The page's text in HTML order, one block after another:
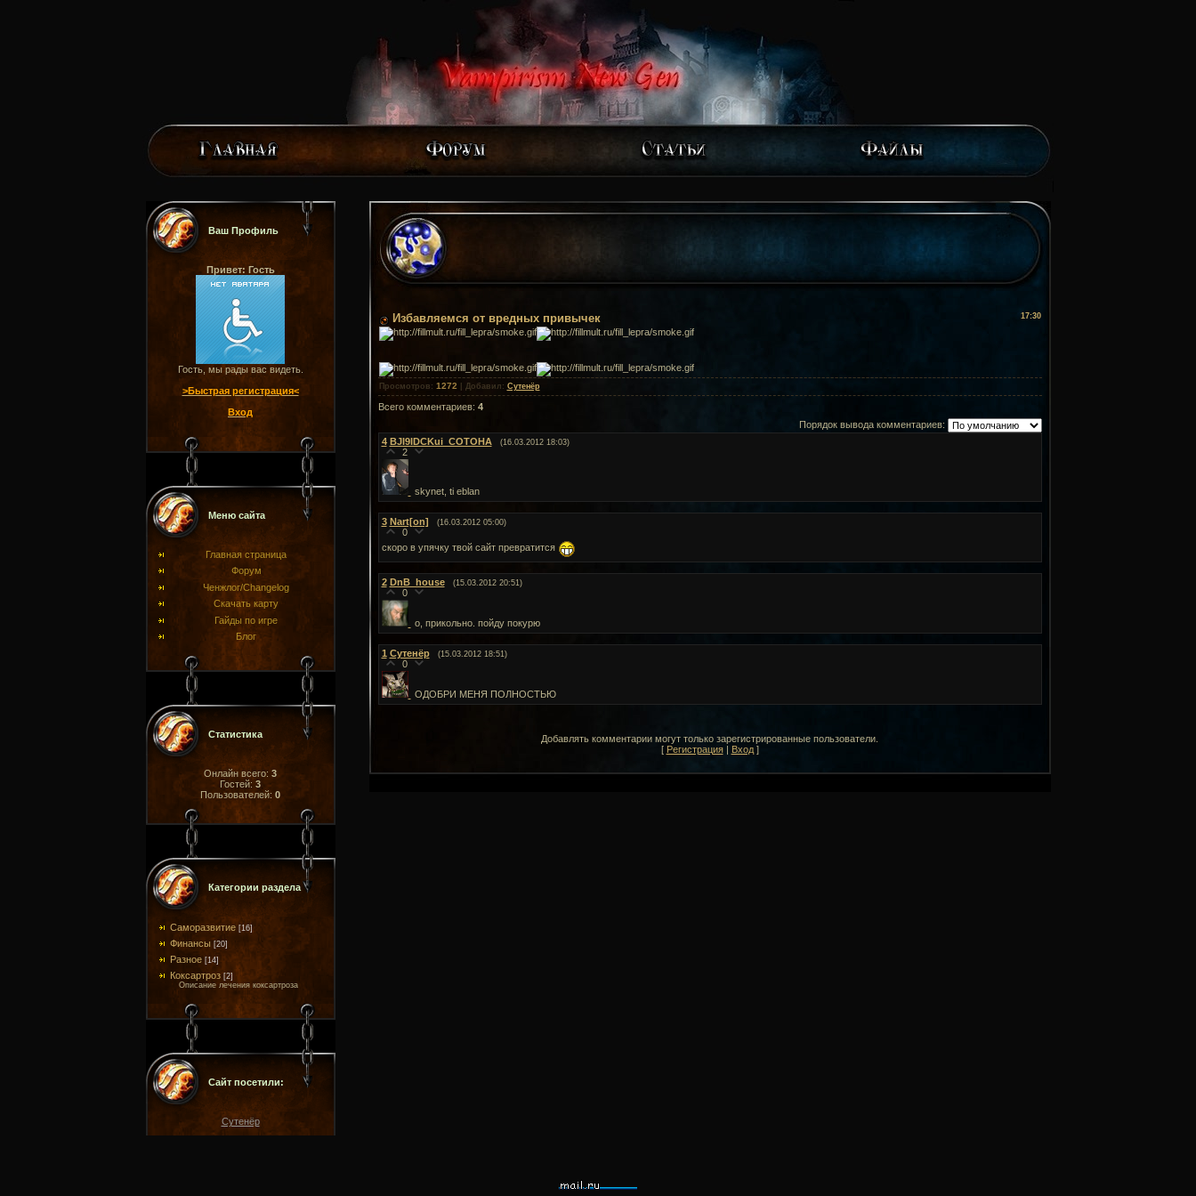
Ваш Профиль
Привет: Гость
Гость, мы рады вас видеть.
>Быстрая регистрация<
Вход
Меню сайта
Главная страница
Форум
Ченжлог/Changelog
Скачать карту
Гайды по игре
Блог
Статистика
Онлайн всего: 3
Гостей: 3
Пользователей: 0
Категории раздела
Саморазвитие [16]
Финансы [20]
Разное [14]
Коксартроз [2]
Описание лечения коксартроза
Сайт посетили:
Сутенёр
17:30
Избавляемся от вредных привычек
Просмотров : 1272 Добавил : Сутенёр
Всего комментариев: 4
Порядок вывода комментариев:
4 BJI9IDCKui_COTOHA (16.03.2012 18:03)
2
skynet, ti eblan
3 Nart[on] (16.03.2012 05:00)
0
скоро в упячку твой сайт превратится
2 DnB_house (15.03.2012 20:51)
0
о, прикольно. пойду покурю
1 Сутенёр (15.03.2012 18:51)
0
ОДОБРИ МЕНЯ ПОЛНОСТЬЮ
Добавлять комментарии могут только зарегистрированные пользователи.
[ Регистрация| Вход]